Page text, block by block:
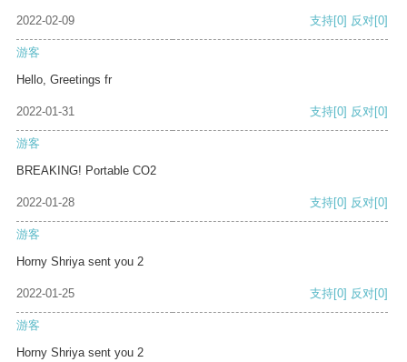
2022-02-09 支持[0] 反对[0]
游客
Hello, Greetings fr
2022-01-31 支持[0] 反对[0]
游客
BREAKING! Portable CO2
2022-01-28 支持[0] 反对[0]
游客
Horny Shriya sent you 2
2022-01-25 支持[0] 反对[0]
游客
Horny Shriya sent you 2